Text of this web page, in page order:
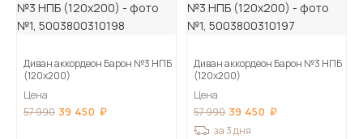
Диван аккордеон Барон №3 НПБ
(120х200)
Цена
57 990 39 450
Диван аккордеон Барон №3 НПБ
(120х200)
Цена
57 990 39 450
за 3 дня